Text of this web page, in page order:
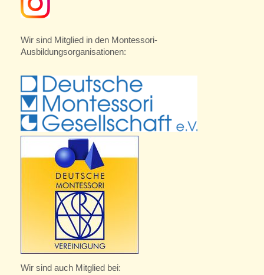
Wir sind Mitglied in den Montessori-
Ausbildungsorganisationen:
Wir sind auch Mitglied bei: